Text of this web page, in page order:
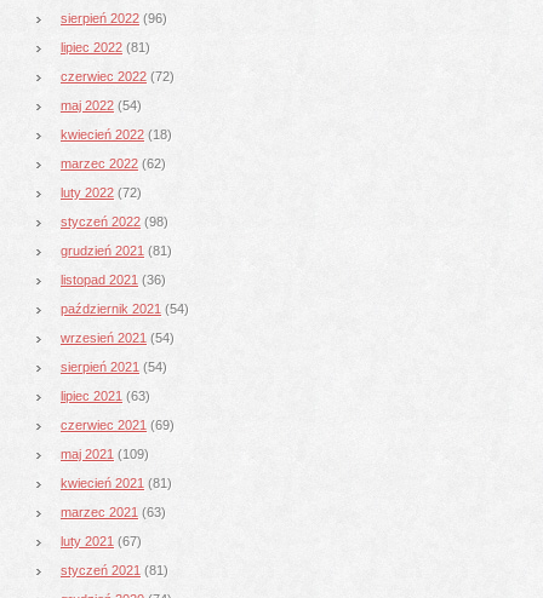
sierpień 2022 (96)
lipiec 2022 (81)
czerwiec 2022 (72)
maj 2022 (54)
kwiecień 2022 (18)
marzec 2022 (62)
luty 2022 (72)
styczeń 2022 (98)
grudzień 2021 (81)
listopad 2021 (36)
październik 2021 (54)
wrzesień 2021 (54)
sierpień 2021 (54)
lipiec 2021 (63)
czerwiec 2021 (69)
maj 2021 (109)
kwiecień 2021 (81)
marzec 2021 (63)
luty 2021 (67)
styczeń 2021 (81)